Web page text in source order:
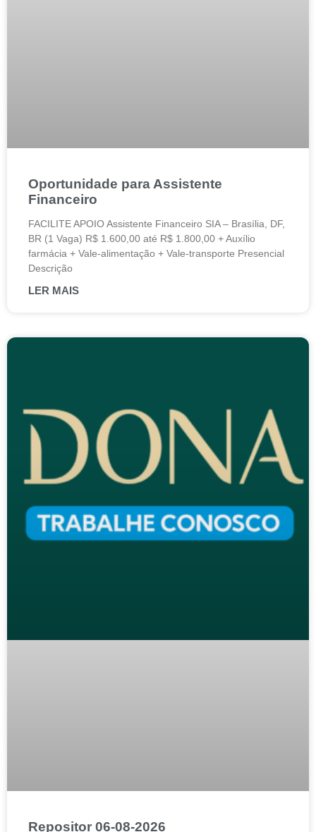
Oportunidade para Assistente
Financeiro
FACILITE APOIO Assistente Financeiro SIA – Brasília, DF,
BR (1 Vaga) R$ 1.600,00 até R$ 1.800,00 + Auxílio
farmácia + Vale-alimentação + Vale-transporte Presencial
Descrição
LER MAIS
Repositor 06-08-2026